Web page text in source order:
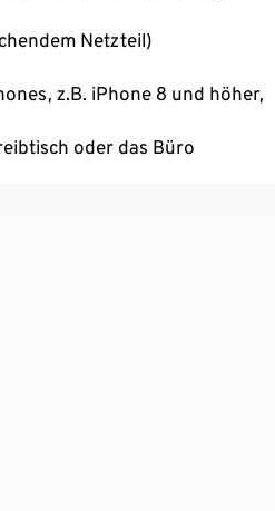
Netzteil)
z.B. iPhone 8 und höher,
oder das Büro